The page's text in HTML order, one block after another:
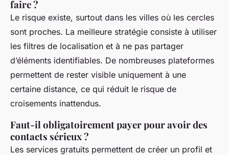
faire ?
Le risque existe, surtout dans les villes où les cercles
sont proches. La meilleure stratégie consiste à utiliser
les filtres de localisation et à ne pas partager
d’éléments identifiables. De nombreuses plateformes
permettent de rester visible uniquement à une
certaine distance, ce qui réduit le risque de
croisements inattendus.
Faut-il obligatoirement payer pour avoir des
contacts sérieux ?
Les services gratuits permettent de créer un profil et